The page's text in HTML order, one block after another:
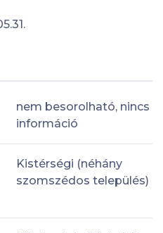
nem besorolható, nincs
információ
Kistérségi (néhány
szomszédos település)